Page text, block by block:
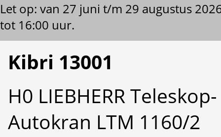
Let op: van 27 juni t/m 29 augustus
tot 16:00 uur.
Kibri 13001
H0 LIEBHERR Teleskop-
Autokran LTM 1160/2